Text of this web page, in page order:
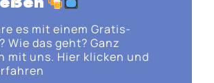
es mit einem Gratis-
Wie das geht? Ganz
mit uns. Hier klicken und